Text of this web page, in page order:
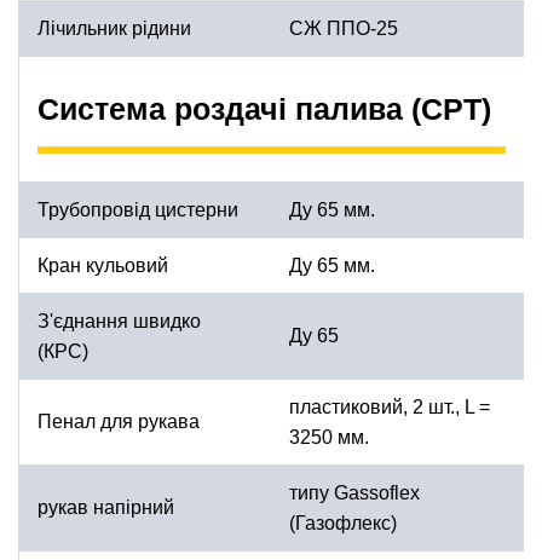
Лічильник рідини СЖ ППО-25
Система роздачі палива (СРТ)
Трубопровід цистерни Ду 65 мм.
Кран кульовий Ду 65 мм.
З'єднання швидко
(КРС)
Ду 65
Пенал для рукава
пластиковий, 2 шт., L =
3250 мм.
рукав напірний
типу Gassoflex
(Газофлекс)